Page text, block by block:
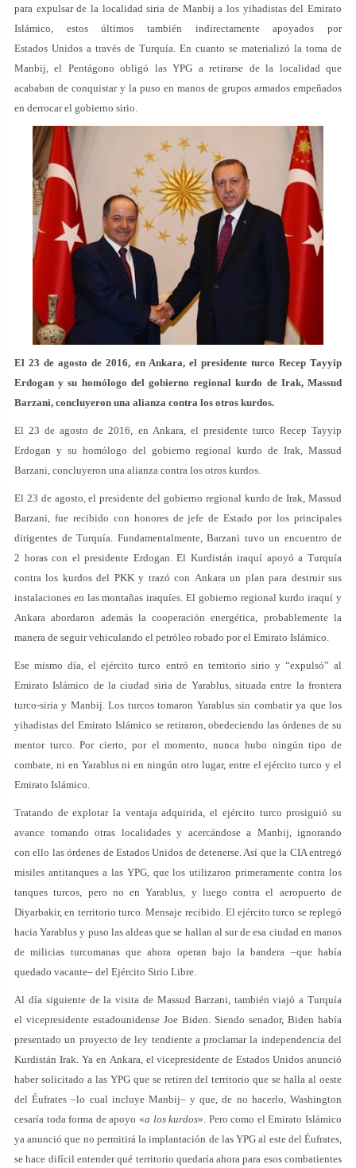
para expulsar de la localidad siria de Manbij a los yihadistas del Emirato
Islámico, estos últimos también indirectamente apoyados por
Estados Unidos a través de Turquía. En cuanto se materializó la toma de
Manbij, el Pentágono obligó las YPG a retirarse de la localidad que
acababan de conquistar y la puso en manos de grupos armados empeñados
en derrocar el gobierno sirio.
El 23 de agosto de 2016, en Ankara, el presidente turco Recep Tayyip
Erdogan y su homólogo del gobierno regional kurdo de Irak, Massud
Barzani, concluyeron una alianza contra los otros kurdos.
El 23 de agosto de 2016, en Ankara, el presidente turco Recep Tayyip
Erdogan y su homólogo del gobierno regional kurdo de Irak, Massud
Barzani, concluyeron una alianza contra los otros kurdos.
El 23 de agosto, el presidente del gobierno regional kurdo de Irak, Massud
Barzani, fue recibido con honores de jefe de Estado por los principales
dirigentes de Turquía. Fundamentalmente, Barzani tuvo un encuentro de
2 horas con el presidente Erdogan. El Kurdistán iraquí apoyó a Turquía
contra los kurdos del PKK y trazó con Ankara un plan para destruir sus
instalaciones en las montañas iraquíes. El gobierno regional kurdo iraquí y
Ankara abordaron además la cooperación energética, probablemente la
manera de seguir vehiculando el petróleo robado por el Emirato Islámico.
Ese mismo día, el ejército turco entró en territorio sirio y “expulsó” al
Emirato Islámico de la ciudad siria de Yarablus, situada entre la frontera
turco-siria y Manbij. Los turcos tomaron Yarablus sin combatir ya que los
yihadistas del Emirato Islámico se retiraron, obedeciendo las órdenes de su
mentor turco. Por cierto, por el momento, nunca hubo ningún tipo de
combate, ni en Yarablus ni en ningún otro lugar, entre el ejército turco y el
Emirato Islámico.
Tratando de explotar la ventaja adquirida, el ejército turco prosiguió su
avance tomando otras localidades y acercándose a Manbij, ignorando
con ello las órdenes de Estados Unidos de detenerse. Así que la CIA entregó
misiles antitanques a las YPG, que los utilizaron primeramente contra los
tanques turcos, pero no en Yarablus, y luego contra el aeropuerto de
Diyarbakir, en territorio turco. Mensaje recibido. El ejército turco se replegó
hacia Yarablus y puso las aldeas que se hallan al sur de esa ciudad en manos
de milicias turcomanas que ahora operan bajo la bandera –que había
quedado vacante– del Ejército Sirio Libre.
Al día siguiente de la visita de Massud Barzani, también viajó a Turquía
el vicepresidente estadounidense Joe Biden. Siendo senador, Biden había
presentado un proyecto de ley tendiente a proclamar la independencia del
Kurdistán Irak. Ya en Ankara, el vicepresidente de Estados Unidos anunció
haber solicitado a las YPG que se retiren del territorio que se halla al oeste
del Éufrates –lo cual incluye Manbij– y que, de no hacerlo, Washington
cesaría toda forma de apoyo «a los kurdos». Pero como el Emirato Islámico
ya anunció que no permitirá la implantación de las YPG al este del Éufrates,
se hace difícil entender qué territorio quedaría ahora para esos combatientes